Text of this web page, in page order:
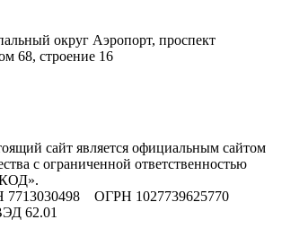
округ Аэропорт, проспект
68, строение 16
сайт является официальным сайтом
с ограниченной ответственностью
ОГРН 1027739625770
62.01